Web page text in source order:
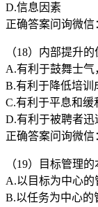
D.信息因素
正确答案问询微信
（18）内部提升的
A.有利于鼓舞士
B.有利于降低培训
C.有利于平息和缓
D.有利于被聘者迅
正确答案问询微信
（19）目标管理的
A.以目标为中心的
B.以任务为中心的